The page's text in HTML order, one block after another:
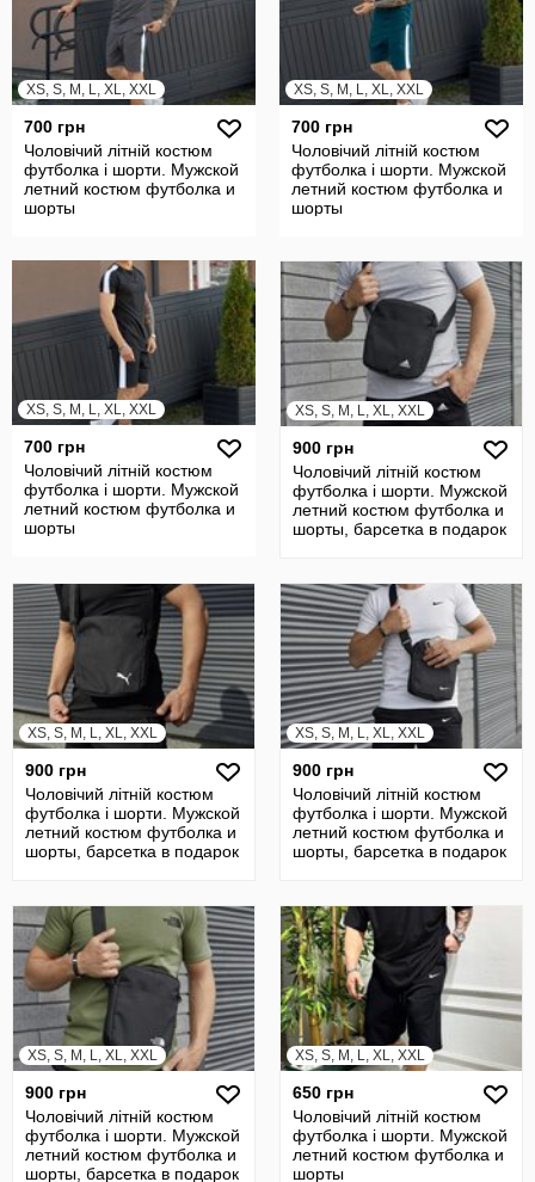
XS, S, M, L, XL, XXL
700 грн
Чоловічий літній костюм
футболка і шорти. Мужской
летний костюм футболка и
шорты
XS, S, M, L, XL, XXL
700 грн
Чоловічий літній костюм
футболка і шорти. Мужской
летний костюм футболка и
шорты
XS, S, M, L, XL, XXL
700 грн
Чоловічий літній костюм
футболка і шорти. Мужской
летний костюм футболка и
шорты
XS, S, M, L, XL, XXL
900 грн
Чоловічий літній костюм
футболка і шорти. Мужской
летний костюм футболка и
шорты, барсетка в подарок
XS, S, M, L, XL, XXL
900 грн
Чоловічий літній костюм
футболка і шорти. Мужской
летний костюм футболка и
шорты, барсетка в подарок
XS, S, M, L, XL, XXL
900 грн
Чоловічий літній костюм
футболка і шорти. Мужской
летний костюм футболка и
шорты, барсетка в подарок
XS, S, M, L, XL, XXL
900 грн
Чоловічий літній костюм
футболка і шорти. Мужской
летний костюм футболка и
шорты, барсетка в подарок
XS, S, M, L, XL, XXL
650 грн
Чоловічий літній костюм
футболка і шорти. Мужской
летний костюм футболка и
шорты